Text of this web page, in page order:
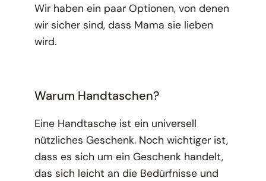
Wir haben ein paar Optionen, von denen
wir sicher sind, dass Mama sie lieben
wird.
Warum Handtaschen?
Eine Handtasche ist ein universell
nützliches Geschenk. Noch wichtiger ist,
dass es sich um ein Geschenk handelt,
das sich leicht an die Bedürfnisse und